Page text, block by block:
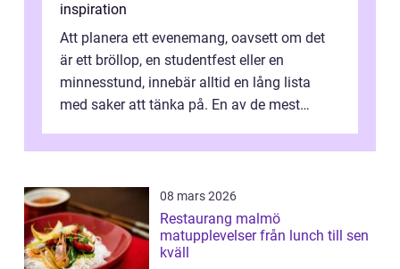
inspiration
Att planera ett evenemang, oavsett om det
är ett bröllop, en studentfest eller en
minnesstund, innebär alltid en lång lista
med saker att tänka på. En av de mest
08 mars 2026
Restaurang malmö
matupplevelser från lunch till sen
kväll